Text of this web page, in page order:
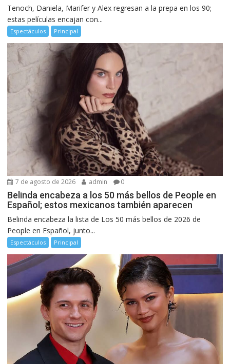
Tenoch, Daniela, Marifer y Alex regresan a la prepa en los 90;
estas películas encajan con...
Espectáculos Principal
7 de agosto de 2026 admin 0
Belinda encabeza a los 50 más bellos de People en
Español; estos mexicanos también aparecen
Belinda encabeza la lista de Los 50 más bellos de 2026 de
People en Español, junto...
Espectáculos Principal